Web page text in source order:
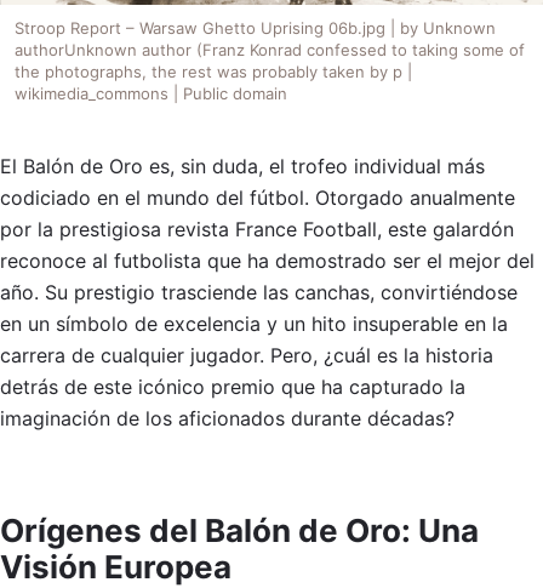
Stroop Report – Warsaw Ghetto Uprising 06b.jpg | by Unknown
authorUnknown author (Franz Konrad confessed to taking some of
the photographs, the rest was probably taken by p |
wikimedia_commons | Public domain
El Balón de Oro es, sin duda, el trofeo individual más
codiciado en el mundo del fútbol. Otorgado anualmente
por la prestigiosa revista France Football, este galardón
reconoce al futbolista que ha demostrado ser el mejor del
año. Su prestigio trasciende las canchas, convirtiéndose
en un símbolo de excelencia y un hito insuperable en la
carrera de cualquier jugador. Pero, ¿cuál es la historia
detrás de este icónico premio que ha capturado la
imaginación de los aficionados durante décadas?
Orígenes del Balón de Oro: Una
Visión Europea